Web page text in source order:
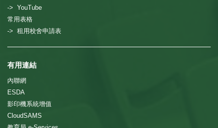
-> YouTube
常用表格
-> 租用校舍申請表
有用連結
內聯網
ESDA
影印機系統增值
CloudSAMS